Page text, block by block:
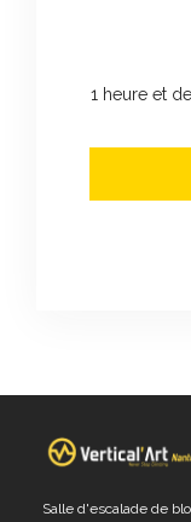
1 heure et
Salle d'escalade de